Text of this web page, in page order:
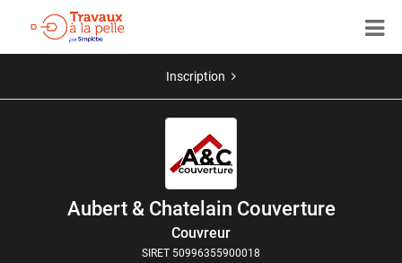
Inscription
Aubert & Chatelain Couverture
Couvreur
SIRET 50996355900018